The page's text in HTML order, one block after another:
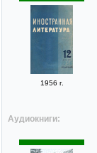
1956 г.
Аудиокниги: